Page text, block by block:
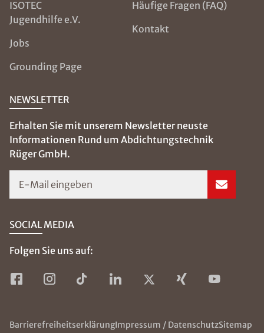
ISOTEC
Jugendhilfe e.V.
Jobs
Grounding Page
Häufige Fragen (FAQ)
Kontakt
NEWSLETTER
Erhalten Sie mit unserem Newsletter neuste
Informationen Rund um Abdichtungstechnik
Rüger GmbH.
E-Mail eingeben
SOCIAL MEDIA
Folgen Sie uns auf:
BarrierefreiheitserklärungImpressum / DatenschutzSitemap